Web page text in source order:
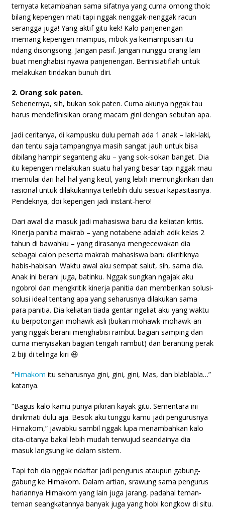
ternyata ketambahan sama sifatnya yang cuma omong thok:
bilang kepengen mati tapi nggak nenggak-nenggak racun
serangga juga! Yang aktif gitu kek! Kalo panjenengan
memang kepengen mampus, mbok ya kemampusan itu
ndang disongsong. Jangan pasif. Jangan nunggu orang lain
buat menghabisi nyawa panjenengan. Berinisiatiflah untuk
melakukan tindakan bunuh diri.
2. Orang sok paten.
Sebenernya, sih, bukan sok paten. Cuma akunya nggak tau
harus mendefinisikan orang macam gini dengan sebutan apa.
Jadi ceritanya, di kampusku dulu pernah ada 1 anak – laki-laki,
dan tentu saja tampangnya masih sangat jauh untuk bisa
dibilang hampir seganteng aku – yang sok-sokan banget. Dia
itu kepengen melakukan suatu hal yang besar tapi nggak mau
memulai dari hal-hal yang kecil, yang lebih memungkinkan dan
rasional untuk dilakukannya terlebih dulu sesuai kapasitasnya.
Pendeknya, doi kepengen jadi instant-hero!
Dari awal dia masuk jadi mahasiswa baru dia keliatan kritis.
Kinerja panitia makrab – yang notabene adalah adik kelas 2
tahun di bawahku – yang dirasanya mengecewakan dia
sebagai calon peserta makrab mahasiswa baru dikritiknya
habis-habisan. Waktu awal aku sempat salut, sih, sama dia.
Anak ini berani juga, batinku. Nggak sungkan ngajak aku
ngobrol dan mengkritik kinerja panitia dan memberikan solusi-
solusi ideal tentang apa yang seharusnya dilakukan sama
para panitia. Dia keliatan tiada gentar ngeliat aku yang waktu
itu berpotongan mohawk asli (bukan mohawk-mohawk-an
yang nggak berani menghabisi rambut bagian samping dan
cuma menyisakan bagian tengah rambut) dan beranting perak
2 biji di telinga kiri 😆
“Himakom itu seharusnya gini, gini, gini, Mas, dan blablabla…”
katanya.
“Bagus kalo kamu punya pikiran kayak gitu. Sementara ini
dinikmati dulu aja. Besok aku tunggu kamu jadi pengurusnya
Himakom,” jawabku sambil nggak lupa menambahkan kalo
cita-citanya bakal lebih mudah terwujud seandainya dia
masuk langsung ke dalam sistem.
Tapi toh dia nggak ndaftar jadi pengurus ataupun gabung-
gabung ke Himakom. Dalam artian, srawung sama pengurus
hariannya Himakom yang lain juga jarang, padahal teman-
teman seangkatannya banyak juga yang hobi kongkow di situ.